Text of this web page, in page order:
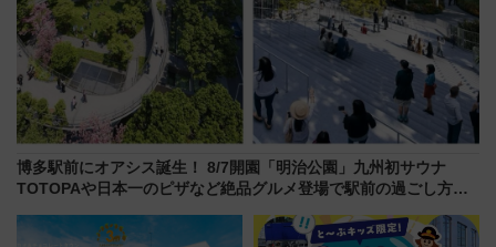
博多駅前にオアシス誕生！ 8/7開園「明治公園」九州初サウナ
TOTOPAや日本一のピザなど絶品グルメ登場で駅前の過ごし方は